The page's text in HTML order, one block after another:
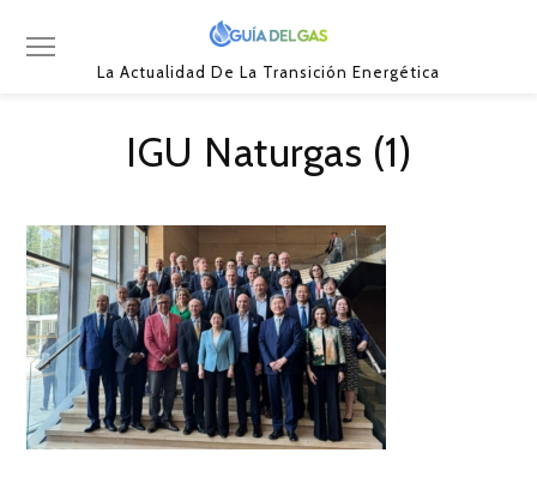
La Actualidad De La Transición Energética
IGU Naturgas (1)